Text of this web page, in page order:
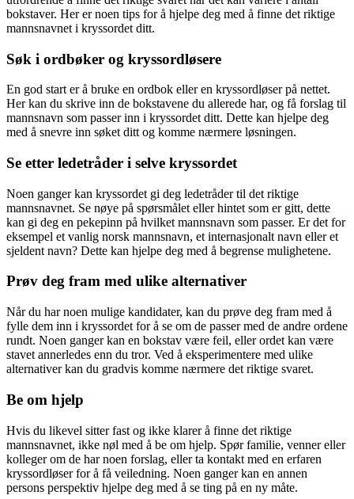
bokstaver. Her er noen tips for å hjelpe deg med å finne det riktige
mannsnavnet i kryssordet ditt.
Søk i ordbøker og kryssordløsere
En god start er å bruke en ordbok eller en kryssordløser på nettet.
Her kan du skrive inn de bokstavene du allerede har, og få forslag til
mannsnavn som passer inn i kryssordet ditt. Dette kan hjelpe deg
med å snevre inn søket ditt og komme nærmere løsningen.
Se etter ledetråder i selve kryssordet
Noen ganger kan kryssordet gi deg ledetråder til det riktige
mannsnavnet. Se nøye på spørsmålet eller hintet som er gitt, dette
kan gi deg en pekepinn på hvilket mannsnavn som passer. Er det for
eksempel et vanlig norsk mannsnavn, et internasjonalt navn eller et
sjeldent navn? Dette kan hjelpe deg med å begrense mulighetene.
Prøv deg fram med ulike alternativer
Når du har noen mulige kandidater, kan du prøve deg fram med å
fylle dem inn i kryssordet for å se om de passer med de andre ordene
rundt. Noen ganger kan en bokstav være feil, eller ordet kan være
stavet annerledes enn du tror. Ved å eksperimentere med ulike
alternativer kan du gradvis komme nærmere det riktige svaret.
Be om hjelp
Hvis du likevel sitter fast og ikke klarer å finne det riktige
mannsnavnet, ikke nøl med å be om hjelp. Spør familie, venner eller
kolleger om de har noen forslag, eller ta kontakt med en erfaren
kryssordløser for å få veiledning. Noen ganger kan en annen
persons perspektiv hjelpe deg med å se ting på en ny måte.